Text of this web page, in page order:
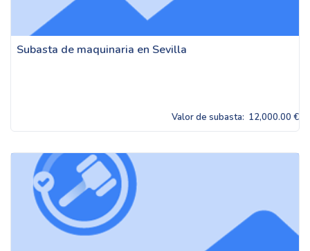
Subasta de maquinaria en Sevilla
Valor de subasta: 12,000.00 €